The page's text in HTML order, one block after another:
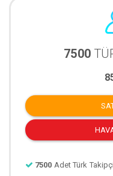
7500
7500 Adet Türk Takipçi